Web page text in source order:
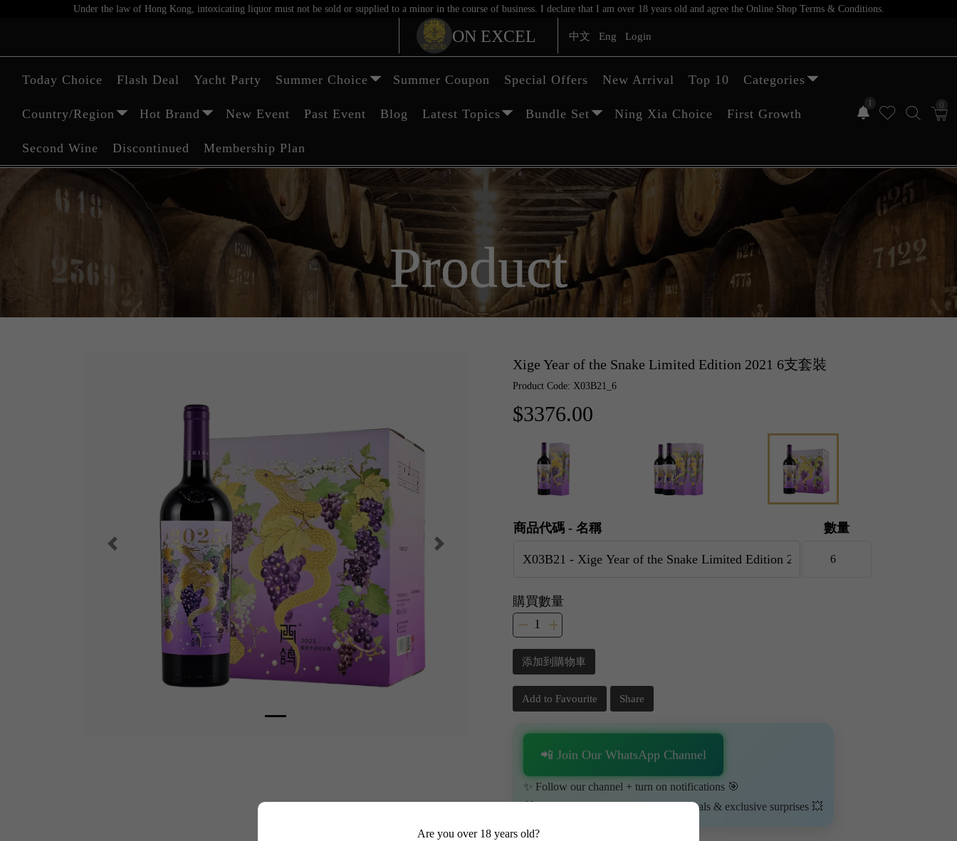
Under the law of Hong Kong, intoxicating liquor must not be sold or supplied to a minor in the course of business. I declare that I am over 18 years old and agree the Online Shop Terms & Conditions.
ON EXCEL 中文 Eng Login
1 0
Today Choice Flash Deal Yacht Party Summer Choice Summer Coupon Special Offers New Arrival Top 10 Categories
Country/Region Hot Brand New Event Past Event Blog Latest Topics Bundle Set Ning Xia Choice First Growth
Second Wine Discontinued Membership Plan
Are you over 18 years old?
Product
Xige Year of the Snake Limited Edition 2021 6支套裝
Product Code: X03B21_6
$3376.00
商品代碼 - 名稱 數量
購買數量
添加到購物車
Add to Favourite Share
📲 Join Our WhatsApp Channel
✨ Follow our channel + turn on notifications 🎯
🎁 Get instant access to time-limited deals & exclusive surprises 💥